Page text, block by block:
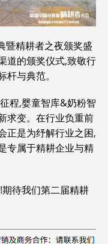
暨精耕者之夜颁奖盛
道的颁奖仪式,致敬行
与典范。
程,婴童智库&奶粉智
求变。在行业负重前
正是为纾解行业之困,
专属于精耕企业与精
待我们第二届精耕